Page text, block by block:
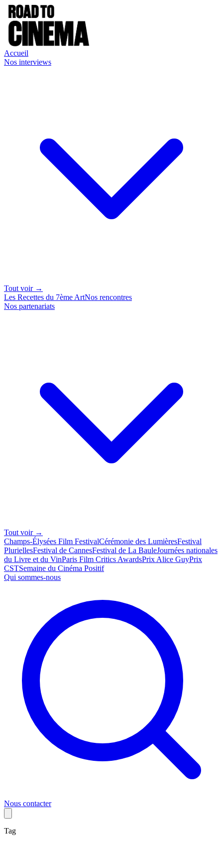
Accueil
Nos interviews
Tout voir →
Les Recettes du 7ème ArtNos rencontres
Nos partenariats
Tout voir →
Champs-Élysées Film FestivalCérémonie des LumièresFestival
PluriellesFestival de CannesFestival de La BauleJournées nationales
du Livre et du VinParis Film Critics AwardsPrix Alice GuyPrix
CSTSemaine du Cinéma Positif
Qui sommes-nous
Nous contacter
Tag